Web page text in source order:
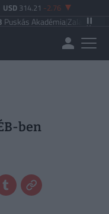
USD 314.21 -2.76
|Zalaegerszegi TE
ben